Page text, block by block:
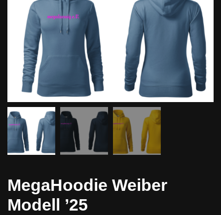
MegaHoodie Weiber
Modell ’25